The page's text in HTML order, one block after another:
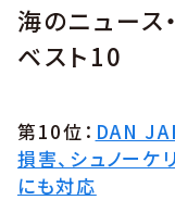
海のニュー
ベスト10
第10位： DAN
損害、シュノーケ
にも対応